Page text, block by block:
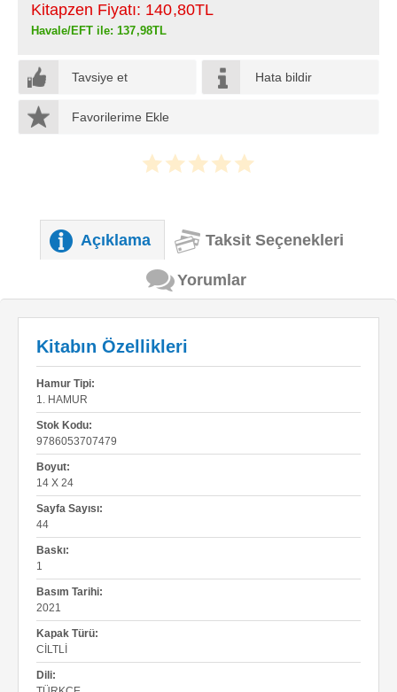
Kitapzen Fiyatı: 140,80TL
Havale/EFT ile: 137,98TL
Tavsiye et Hata bildir
Favorilerime Ekle
Açıklama Taksit Seçenekleri
Yorumlar
Kitabın Özellikleri
Hamur Tipi:
1. HAMUR
Stok Kodu:
9786053707479
Boyut:
14 X 24
Sayfa Sayısı:
44
Baskı:
1
Basım Tarihi:
2021
Kapak Türü:
CILTLI
Dili: